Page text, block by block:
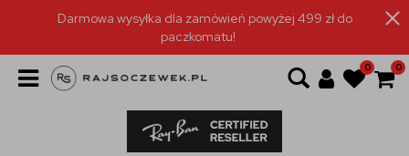
Darmowa wysyłka dla zamówień powyżej 499 zł do
paczkomatu!
0 0